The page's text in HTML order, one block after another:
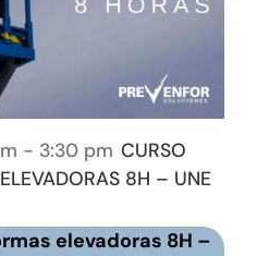
- 3:30 pm CURSO
8H – UNE
elevadoras 8H –